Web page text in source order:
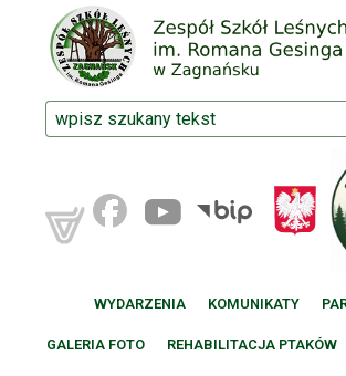
WYDARZENIA KOMUNIKATY
GALERIA FOTO REHABILITACJA PTAKÓW